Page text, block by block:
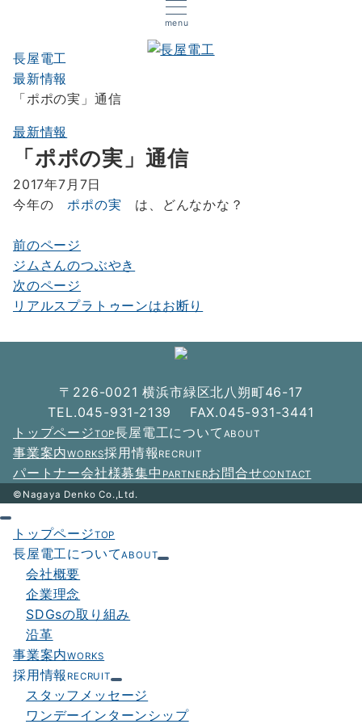
menu
長屋電工
最新情報
「ポポの実」通信
最新情報
「ポポの実」通信
2017年7月7日
今年のポポの実 は、どんなかな？
投
稿
ナ
ョ
ン
前のページ
ジムさんのつぶやき
次のページ
リアルスプラトゥーンはお断り
〒226-0021 横浜市緑区北八朔町46-17
TEL.045-931-2139 FAX.045-931-3441
トップページTOP長屋電工について ABOUT
事業案内WORKS採用情報 RECRUIT
パートナー会社様募集中 PARTNERお問合せCONTACT
©Nagaya Denko Co.,Ltd.
トップページTOP
長屋電工についてABOUT
会社概要
企業理念
SDGsの取り組み
沿革
事業案内WORKS
採用情報 RECRUIT
スタッフメッセージ
ワンデーインターンシップ